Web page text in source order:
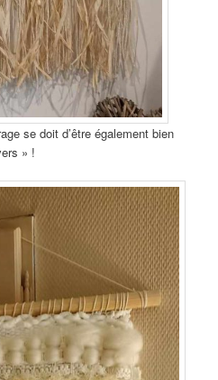
se doit d’être également bien
» !